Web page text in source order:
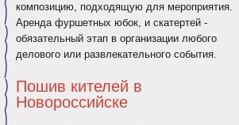
композицию, подходящую для мероприятия.
Аренда фуршетных юбок, и скатертей -
обязательный этап в организации любого
делового или развлекательного события.
Пошив кителей в
Новороссийске